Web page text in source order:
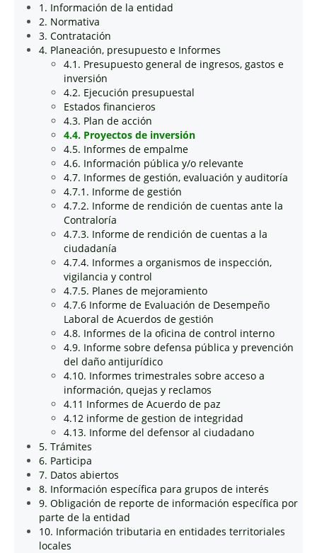
1. Información de la entidad
2. Normativa
3. Contratación
4. Planeación, presupuesto e Informes
4.1. Presupuesto general de ingresos, gastos e
inversión
4.2. Ejecución presupuestal
Estados financieros
4.3. Plan de acción
4.4. Proyectos de inversión
4.5. Informes de empalme
4.6. Información pública y/o relevante
4.7. Informes de gestión, evaluación y auditoría
4.7.1. Informe de gestión
4.7.2. Informe de rendición de cuentas ante la
Contraloría
4.7.3. Informe de rendición de cuentas a la
ciudadanía
4.7.4. Informes a organismos de inspección,
vigilancia y control
4.7.5. Planes de mejoramiento
4.7.6 Informe de Evaluación de Desempeño
Laboral de Acuerdos de gestión
4.8. Informes de la oficina de control interno
4.9. Informe sobre defensa pública y prevención
del daño antijurídico
4.10. Informes trimestrales sobre acceso a
información, quejas y reclamos
4.11 Informes de Acuerdo de paz
4.12 informe de gestion de integridad
4.13. Informe del defensor al ciudadano
5. Trámites
6. Participa
7. Datos abiertos
8. Información específica para grupos de interés
9. Obligación de reporte de información específica por
parte de la entidad
10. Información tributaria en entidades territoriales
locales